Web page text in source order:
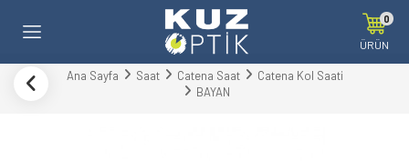
0
ÜRÜN
Ana Sayfa Saat Catena Saat
Catena Kol Saati
BAYAN